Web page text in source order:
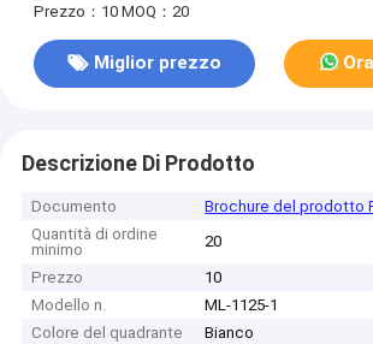
Prezzo：10 MOQ：20
Miglior prezzo
Descrizione Di Prodotto
Documento
Brochure del prodotto
Quantità di ordine
minimo
20
Prezzo
10
Modello n.
ML-1125-1
Colore del quadrante
Bianco